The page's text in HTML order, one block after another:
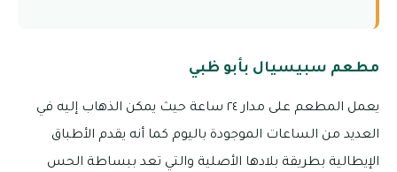
مطعم سبيسيال بأبو ظبي
يعمل المطعم على مدار ٢٤ ساعة حيث يمكن الذهاب إليه في
العديد من الساعات الموجودة باليوم كما أنه يقدم الأطباق
الإيطالية بطريقة بلادها الأصلية والتي تعد ببساطة الحس